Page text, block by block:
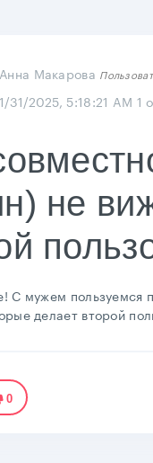
Анна Макарова
1/31/2025, 5:18:21 AM 1
не
С мужем
делает второй
0